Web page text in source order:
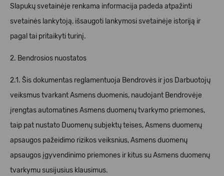
Slapukų svetainėje renkama informacija padeda atpažinti
svetainės lankytoją, išsaugoti lankymosi svetainėje istoriją ir
pagal tai pritaikyti turinį.
2. Bendrosios nuostatos
2.1. Šis dokumentas reglamentuoja Bendrovės ir jos Darbuotojų
veiksmus tvarkant Asmens duomenis, naudojant Bendrovėje
įrengtas automatines Asmens duomenų tvarkymo priemones,
taip pat nustato Duomenų subjektų teises, Asmens duomenų
apsaugos pažeidimo rizikos veiksnius, Asmens duomenų
apsaugos įgyvendinimo priemones ir kitus su Asmens duomenų
tvarkymu susijusius klausimus.